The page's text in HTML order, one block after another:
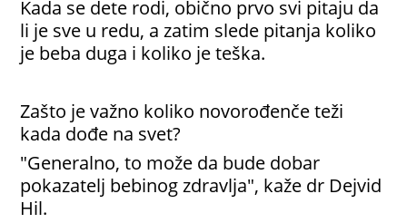
Kada se dete rodi, obično prvo svi pitaju da
li je sve u redu, a zatim slede pitanja koliko
je beba duga i koliko je teška.
Zašto je važno koliko novorođenče teži
kada dođe na svet?
"Generalno, to može da bude dobar
pokazatelj bebinog zdravlja", kaže dr Dejvid
Hil.